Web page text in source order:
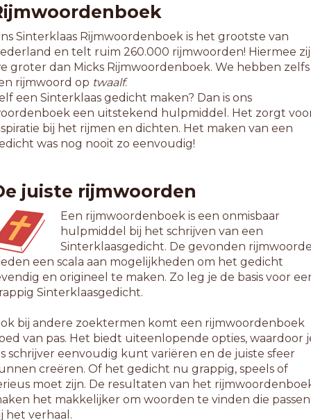
letterwoorden
Sinterklaas Rijmwoordenboek is het grootste van
en telt ruim 260.000 rijmwoorden! Hiermee
groter dan Micks Rijmwoordenboek. We hebben zelfs
rijmwoord op twaalf.
een Sinterklaas gedicht maken? Dan is ons
een uitstekend hulpmiddel. Het zorgt
bij het rijmen en dichten. Het maken van een
was nog nooit zo eenvoudig!
juiste rijmwoorden
Een rijmwoordenboek is een onmisbaar
hulpmiddel bij het schrijven van een
Sinterklaasgedicht. De gevonden
een scala aan mogelijkheden om het gedicht
en origineel te maken. Zo leg je de basis voor
Sinterklaasgedicht.
bij andere zoektermen komt een rijmwoordenboek
van pas. Het biedt uiteenlopende opties, waardoor
schrijver eenvoudig kunt variëren en de juiste sfeer
creëren. Of het gedicht nu grappig, speels of
moet zijn. De resultaten van het
het makkelijker om woorden te vinden die passen
het verhaal.